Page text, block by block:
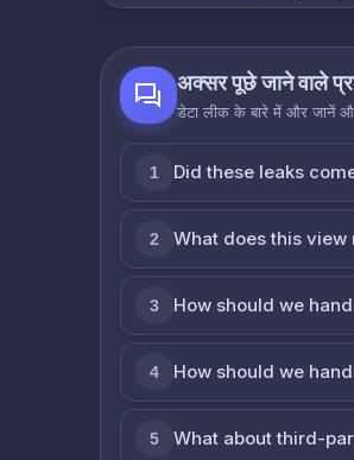
अक्सर पूछे जाने वाले
डेटा लीक के बारे में और जानें
1 Did these leaks
2 What does this
3 How should we
4 How should we
5 What about third-